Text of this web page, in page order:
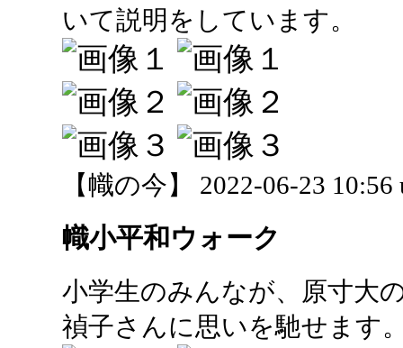
いて説明をしています。
【幟の今】 2022-06-23 10:56
幟小平和ウォーク
小学生のみんなが、原寸大
禎子さんに思いを馳せます